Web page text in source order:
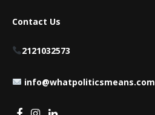
Contact Us
2121032573
info@whatpoliticsmeans.com